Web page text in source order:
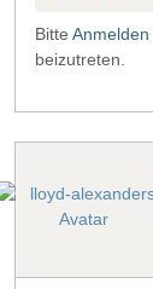
Bitte Anmelden
beizutreten.